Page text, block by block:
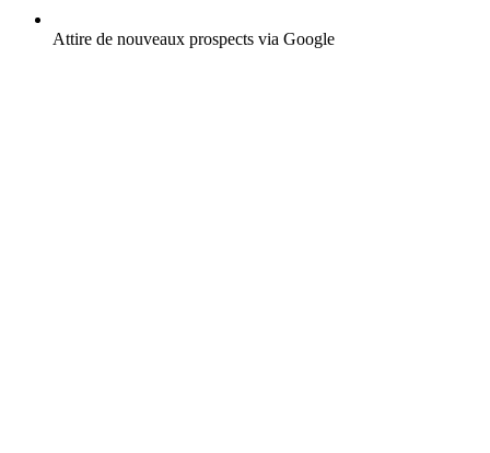
Attire de nouveaux prospects via Google